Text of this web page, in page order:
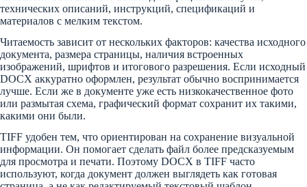
технических описаний, инструкций, спецификаций и
материалов с мелким текстом.
Читаемость зависит от нескольких факторов: качества исходного
документа, размера страницы, наличия встроенных
изображений, шрифтов и итогового разрешения. Если исходный
DOCX аккуратно оформлен, результат обычно воспринимается
лучше. Если же в документе уже есть низкокачественное фото
или размытая схема, графический формат сохранит их такими,
какими они были.
TIFF удобен тем, что ориентирован на сохранение визуальной
информации. Он помогает сделать файл более предсказуемым
для просмотра и печати. Поэтому DOCX в TIFF часто
используют, когда документ должен выглядеть как готовая